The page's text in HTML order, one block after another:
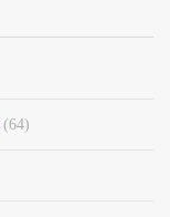
(64)